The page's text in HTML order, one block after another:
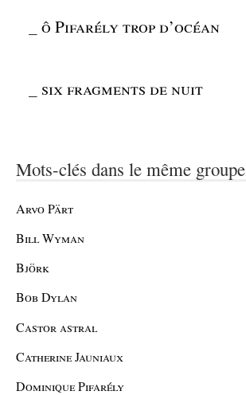
_ô Pifarély trop d’océan
six fragments de nuit
Mots-clés dans le même groupe
Arvo Pärt
Bill Wyman
Björk
Bob Dylan
Castor astral
Catherine Jauniaux
Dominique Pifarély